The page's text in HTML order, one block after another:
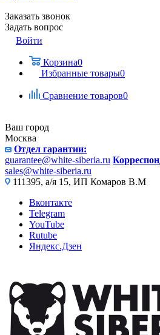
Заказать звонок
Задать вопрос
Войти
Корзина0
Избранные товары0
Сравнение товаров0
Ваш город
Москва
Отдел гарантии:
guarantee@white-siberia.ru
sales@white-siberia.ru
111395, а/я 15, ИП Комаров В.М
Вконтакте
Telegram
YouTube
Rutube
Яндекс.Дзен